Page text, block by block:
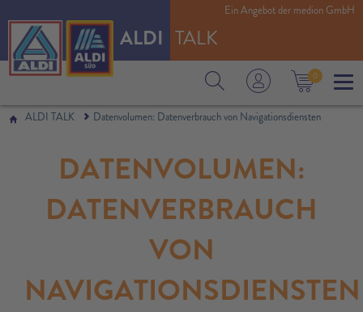
ALDI TALK
0
Ein Angebot der medion GmbH
ALDI TALK Datenvolumen: Datenverbrauch von Navigationsdiensten
DATENVOLUMEN:
DATENVERBRAUCH
VON
NAVIGATIONSDIENSTEN